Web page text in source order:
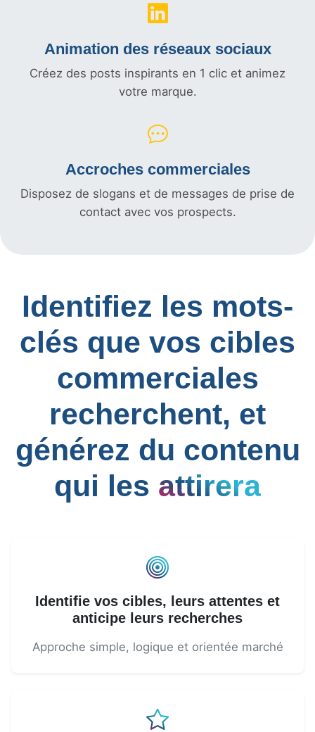
Animation des réseaux sociaux
Créez des posts inspirants en 1 clic et animez
votre marque.
Accroches commerciales
Disposez de slogans et de messages de prise de
contact avec vos prospects.
Identifiez les mots-
clés que vos cibles
commerciales
recherchent, et
générez du contenu
qui les attirera
Identifie vos cibles, leurs attentes et
anticipe leurs recherches
Approche simple, logique et orientée marché